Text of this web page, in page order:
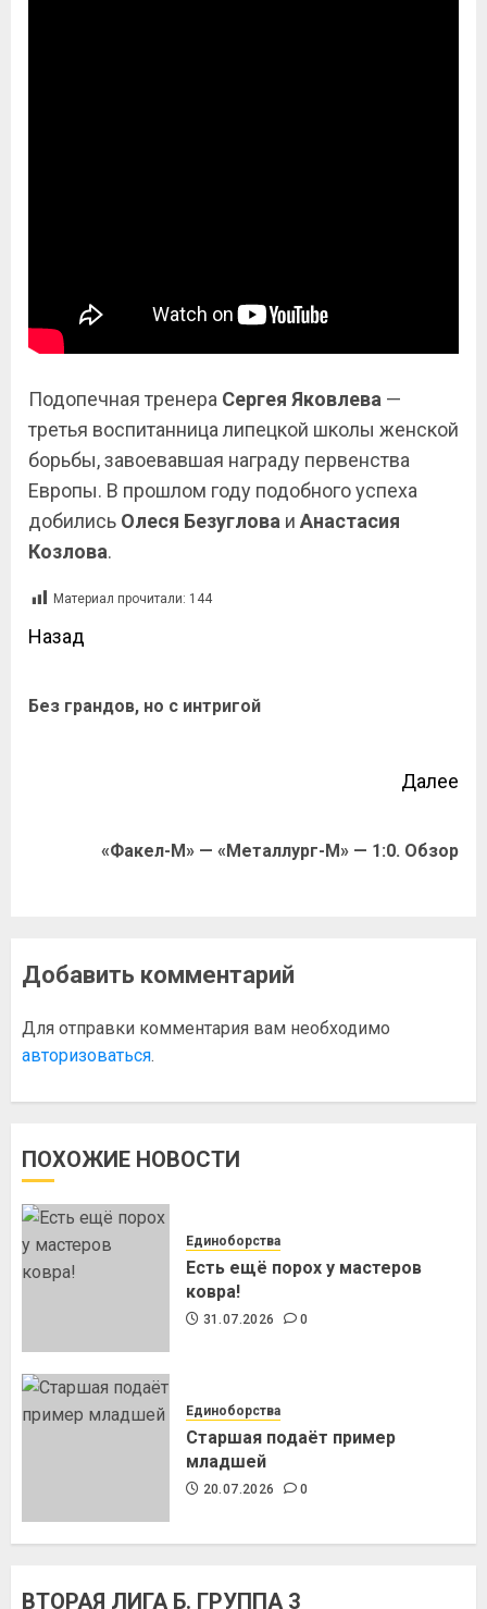
Подопечная тренера Сергея Яковлева —
третья воспитанница липецкой школы женской
борьбы, завоевавшая награду первенства
Европы. В прошлом году подобного успеха
добились Олеся Безуглова и Анастасия
Козлова.
Материал прочитали: 144
Назад
Без грандов, но с интригой
Далее
«Факел-М» — «Металлург-М» — 1:0. Обзор
Добавить комментарий
Для отправки комментария вам необходимо
авторизоваться.
ПОХОЖИЕ НОВОСТИ
Единоборства
Есть ещё порох у мастеров
ковра!
31.07.2026 0
Единоборства
Старшая подаёт пример
младшей
20.07.2026 0
ВТОРАЯ ЛИГА Б. ГРУППА 3